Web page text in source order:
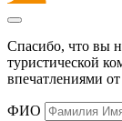
Спасибо, что вы
туристической
впечатлениями
ФИО